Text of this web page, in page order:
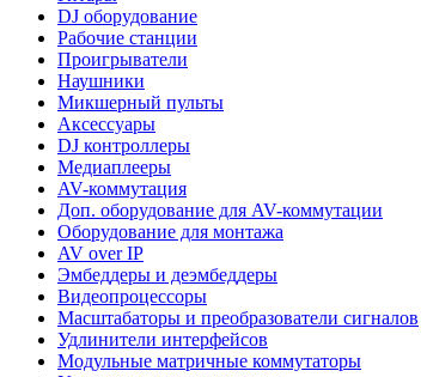
DJ оборудование
Рабочие станции
Проигрыватели
Наушники
Микшерный пульты
Аксессуары
DJ контроллеры
Медиаплееры
AV-коммутация
Доп. оборудование для AV-коммутации
Оборудование для монтажа
AV over IP
Эмбеддеры и деэмбеддеры
Видеопроцессоры
Масштабаторы и преобразователи сигналов
Удлинители интерфейсов
Модульные матричные коммутаторы